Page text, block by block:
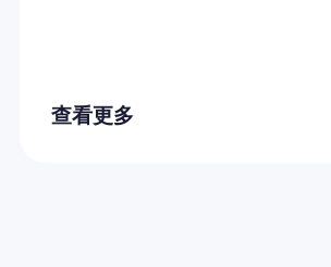
查看更多